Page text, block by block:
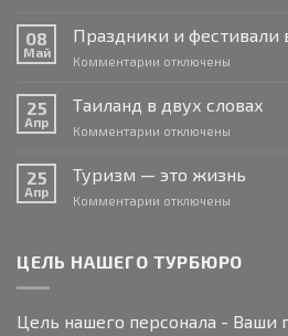
путешествий
Усть-
с
08
Май
Праздники и фестивали
Комментарии к
и
фестивали
Вьетнаме
отключены
25
Апр
Таиланд в двух словах
Комментарии к
в
двух
отключены
25
Апр
Туризм — это жизнь
Комментарии к
—
отключены
ЦЕЛЬ НАШЕГО ТУРБЮРО
Цель нашего персонала - Ваши